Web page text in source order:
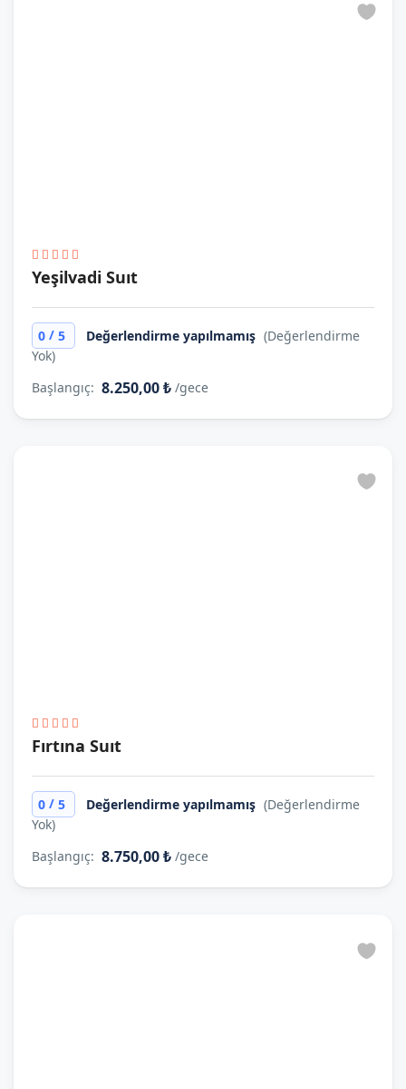
Yeşilvadi Suıt
0 / 5 Değerlendirme yapılmamış (Değerlendirme
Yok)
Başlangıç: 8.250,00 ₺ /gece
Fırtına Suıt
0 / 5 Değerlendirme yapılmamış (Değerlendirme
Yok)
Başlangıç: 8.750,00 ₺ /gece